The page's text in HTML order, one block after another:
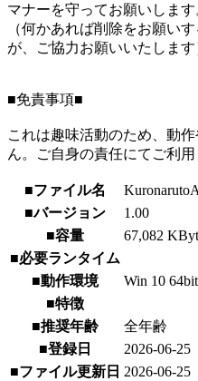
マナーを守ってお願いします
（何かあれば削除をお願い
が、ご協力お願いいたします
■免責事項■
これは趣味活動のため、動
ん。ご自身の責任にてご利用
■ファイル名
■バージョン
1.00
■容量
67,082
■必要ランタイム
■動作環境
Win 10 64bit
■特徴
■推奨年齢
全年齢
■登録日
2026-06-25
■ファイル更新日 2026-06-25